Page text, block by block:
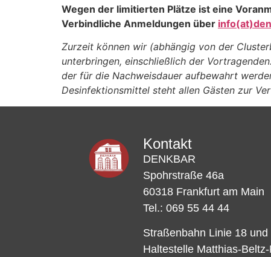
Wegen der limitierten Plätze ist eine
Verbindliche Anmeldungen über
Zurzeit können wir (abhängig von der
unterbringen, einschließlich der
der für die Nachweisdauer aufbewahrt
Desinfektionsmittel steht allen Gästen zur
Kontakt
DENKBAR
Spohrstraße 46a
60318 Frankfurt am Main
Tel.: 069 55 44 44
Straßenbahn Linie 18 und
Haltestelle Matthias-